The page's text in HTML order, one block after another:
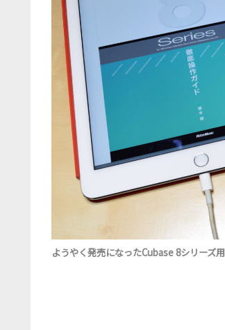
ようやく発売になったCubase 8シリーズ